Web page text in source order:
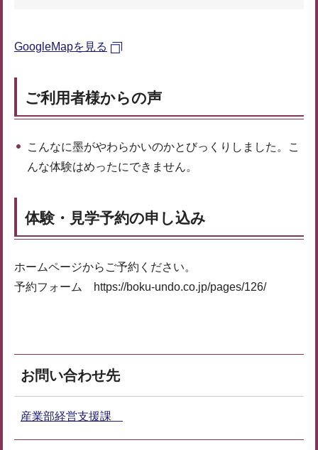
GoogleMapを見る
ご利用者様からの声
こんなに墨がやわらかいのかとびっくりしました。こ
んな体験はめったにできません。
体験・見学予約の申し込み
ホームページからご予約ください。
予約フォーム https://boku-undo.co.jp/pages/126/
お問い合わせ先
産業部経営支援課